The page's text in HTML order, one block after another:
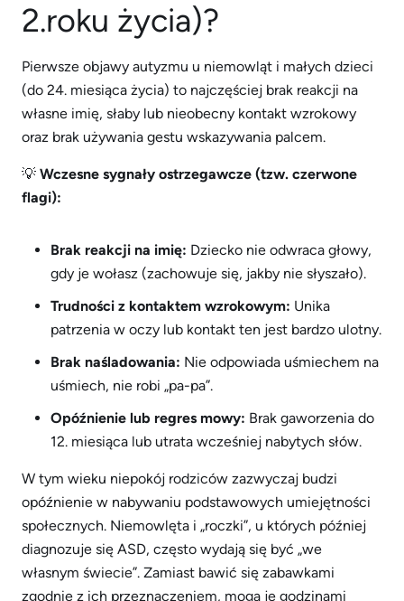
2.roku życia)?
Pierwsze objawy autyzmu u niemowląt i małych dzieci
(do 24. miesiąca życia) to najczęściej brak reakcji na
własne imię, słaby lub nieobecny kontakt wzrokowy
oraz brak używania gestu wskazywania palcem.
💡 Wczesne sygnały ostrzegawcze (tzw. czerwone
flagi):
Brak reakcji na imię: Dziecko nie odwraca głowy,
gdy je wołasz (zachowuje się, jakby nie słyszało).
Trudności z kontaktem wzrokowym: Unika
patrzenia w oczy lub kontakt ten jest bardzo ulotny.
Brak naśladowania: Nie odpowiada uśmiechem na
uśmiech, nie robi „pa-pa”.
Opóźnienie lub regres mowy: Brak gaworzenia do
12. miesiąca lub utrata wcześniej nabytych słów.
W tym wieku niepokój rodziców zazwyczaj budzi
opóźnienie w nabywaniu podstawowych umiejętności
społecznych. Niemowlęta i „roczki”, u których później
diagnozuje się ASD, często wydają się być „we
własnym świecie”. Zamiast bawić się zabawkami
zgodnie z ich przeznaczeniem, mogą je godzinami